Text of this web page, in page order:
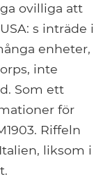
ovilliga att
s inträde i
enheter,
inte
Som ett
för
Riffeln
liksom i